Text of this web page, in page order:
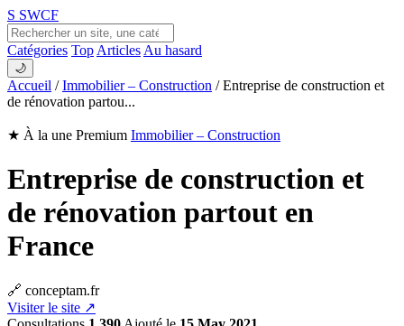
S SWCF
Catégories Top Articles Au hasard
🌙
Accueil /Immobilier – Construction /Entreprise de construction et
de rénovation partou...
★ À la une Premium Immobilier – Construction
Entreprise de construction et
de rénovation partout en
France
🔗 conceptam.fr
Visiter le site ↗